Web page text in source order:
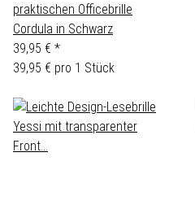
praktischen Officebrille
Cordula in Schwarz
39,95 € *
39,95 € pro 1 Stück